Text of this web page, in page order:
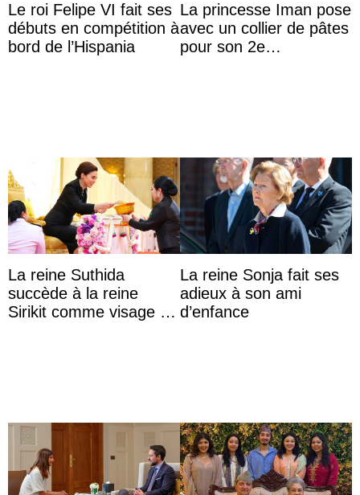
Le roi Felipe VI fait ses
débuts en compétition à
bord de l’Hispania
La princesse Iman pose
avec un collier de pâtes
pour son 2e
La reine Suthida
succède à la reine
Sirikit comme visage de
La reine Sonja fait ses
adieux à son ami
d’enfance